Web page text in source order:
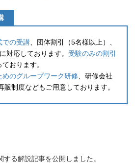
での受講 、団体割引（5名様以上）、
対応しております。 受験のみの割引
おります。
めのグループワーク研修 、研修会社
販制度などもご用意しております。
る解説記事を公開しました。